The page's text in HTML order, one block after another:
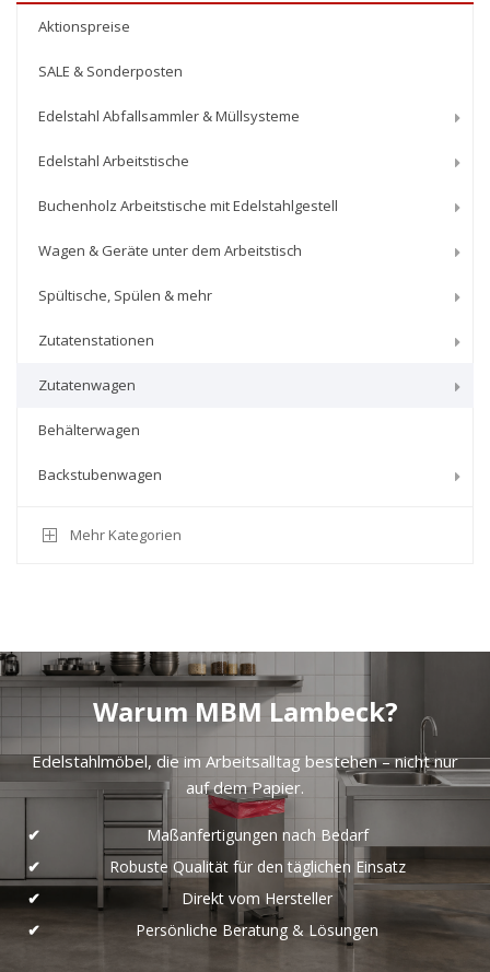
Aktionspreise
SALE & Sonderposten
Edelstahl Abfallsammler & Müllsysteme
Edelstahl Arbeitstische
Buchenholz Arbeitstische mit Edelstahlgestell
Wagen & Geräte unter dem Arbeitstisch
Spültische, Spülen & mehr
Zutatenstationen
Zutatenwagen
Behälterwagen
Backstubenwagen
Mehr Kategorien
Warum MBM Lambeck?
Edelstahlmöbel, die im Arbeitsalltag bestehen – nicht nur
auf dem Papier.
Maßanfertigungen nach Bedarf
Robuste Qualität für den täglichen Einsatz
Direkt vom Hersteller
Persönliche Beratung & Lösungen